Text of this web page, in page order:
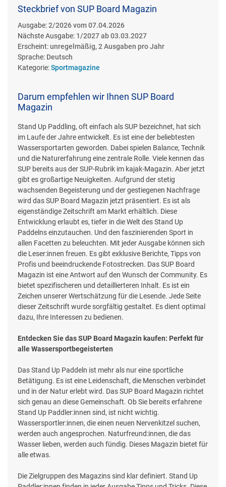
Steckbrief von SUP Board Magazin
Ausgabe:2/2026 vom 07.04.2026
Nächste Ausgabe: 1/2027 ab 03.03.2027
Erscheint:unregelmäßig, 2 Ausgaben pro Jahr
Sprache: Deutsch
Kategorie:Sportmagazine
Darum empfehlen wir Ihnen SUP Board
Magazin
Stand Up Paddling, oft einfach als SUP bezeichnet, hat sich
im Laufe der Jahre entwickelt. Es ist eine der beliebtesten
Wassersportarten geworden. Dabei spielen Balance, Technik
und die Naturerfahrung eine zentrale Rolle. Viele kennen das
SUP bereits aus der SUP-Rubrik im kajak-Magazin. Aber jetzt
gibt es großartige Neuigkeiten. Aufgrund der stetig
wachsenden Begeisterung und der gestiegenen Nachfrage
wird das SUP Board Magazin jetzt präsentiert. Es ist als
eigenständige Zeitschrift am Markt erhältlich. Diese
Entwicklung erlaubt es, tiefer in die Welt des Stand Up
Paddelns einzutauchen. Und den faszinierenden Sport in
allen Facetten zu beleuchten. Mit jeder Ausgabe können sich
die Leser:innen freuen. Es gibt exklusive Berichte, Tipps von
Profis und beeindruckende Fotostrecken. Das SUP Board
Magazin ist eine Antwort auf den Wunsch der Community. Es
bietet spezifischeren und detaillierteren Inhalt. Es ist ein
Zeichen unserer Wertschätzung für die Lesende. Jede Seite
dieser Zeitschrift wurde sorgfältig gestaltet. Es dient optimal
dazu, Ihre Interessen zu bedienen.
Entdecken Sie das SUP Board Magazin kaufen: Perfekt für
alle Wassersportbegeisterten
Das Stand Up Paddeln ist mehr als nur eine sportliche
Betätigung. Es ist eine Leidenschaft, die Menschen verbindet
und in der Natur erlebt wird. Das SUP Board Magazin richtet
sich genau an diese Gemeinschaft. Ob Sie bereits erfahrene
Stand Up Paddler:innen sind, ist nicht wichtig.
Wassersportler:innen, die einen neuen Nervenkitzel suchen,
werden auch angesprochen. Naturfreund:innen, die das
Wasser lieben, werden auch fündig. Dieses Magazin bietet für
alle etwas.
Die Zielgruppen des Magazins sind klar definiert. Stand Up